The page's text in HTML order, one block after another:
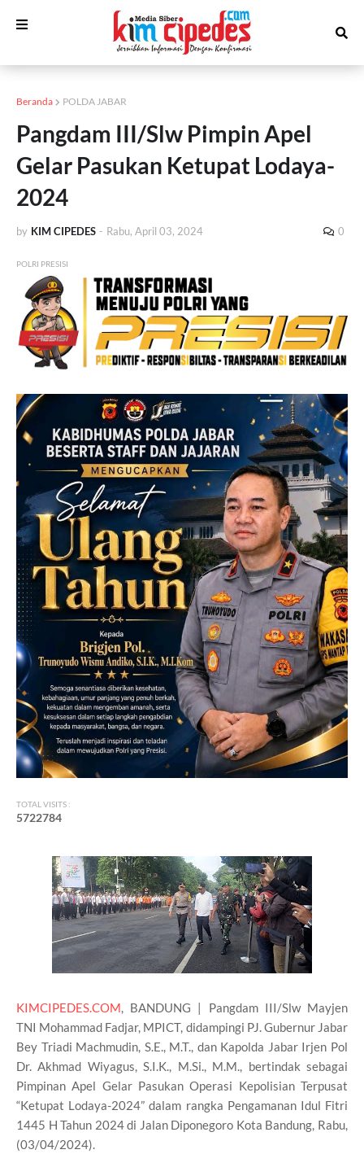
Beranda POLDA JABAR
Pangdam III/Slw Pimpin Apel
Gelar Pasukan Ketupat Lodaya-
2024
by KIM CIPEDES - Rabu, April 03, 2024 0
POLRI PRESISI
TOTAL VISITS :
5722784
KIMCIPEDES.COM, BANDUNG | Pangdam III/Slw Mayjen
TNI Mohammad Fadjar, MPICT, didampingi PJ. Gubernur Jabar
Bey Triadi Machmudin, S.E., M.T., dan Kapolda Jabar Irjen Pol
Dr. Akhmad Wiyagus, S.I.K., M.Si., M.M., bertindak sebagai
Pimpinan Apel Gelar Pasukan Operasi Kepolisian Terpusat
“Ketupat Lodaya-2024” dalam rangka Pengamanan Idul Fitri
1445 H Tahun 2024 di Jalan Diponegoro Kota Bandung, Rabu,
(03/04/2024).